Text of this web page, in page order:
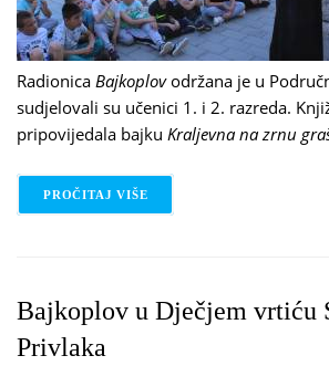
Radionica Bajkoplovodržana je u
sudjelovali su učenici 1. i 2. razreda.
pripovijedala bajku Kraljevna na zrnu
PROČITAJ VIŠE
Bajkoplov u Dječjem vrtiću
Privlaka